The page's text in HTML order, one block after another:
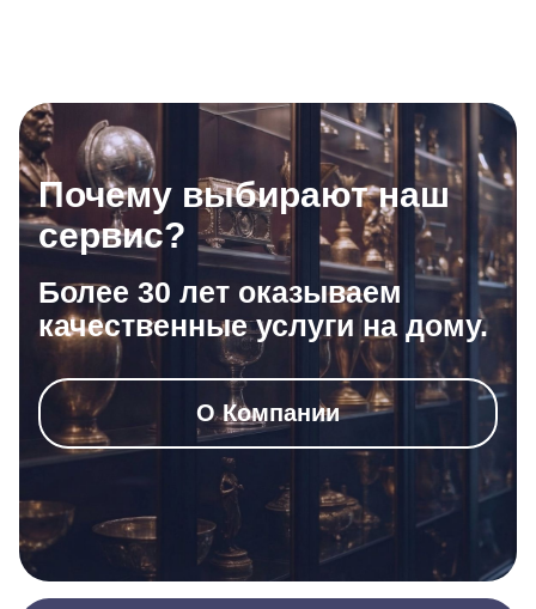
Почему выбирают наш
сервис?
Более 30 лет оказываем
качественные услуги на дому.
О Компании